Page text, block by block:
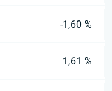
-1,60 %
1,61 %